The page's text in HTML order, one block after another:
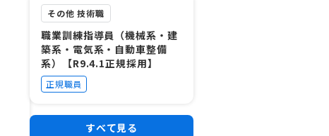
その他 技術職
職業訓練指導員（機械系・建
築系・電気系・自動車整備
系）【R9.4.1正規採用】
正規職員
すべて見る